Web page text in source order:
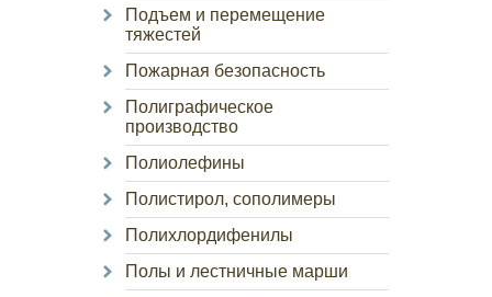
Подъем и перемещение
тяжестей
Пожарная безопасность
Полиграфическое
производство
Полиолефины
Полистирол, сополимеры
Полихлордифенилы
Полы и лестничные марши